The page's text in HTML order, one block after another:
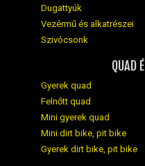
Dugattyúk
Vezérmű és alkatrészei
Szivócsonk
QUAD
Gyerek quad
Felnőtt quad
Mini gyerek quad
Mini dirt bike, pit bike
Gyerek dirt bike, pit bike